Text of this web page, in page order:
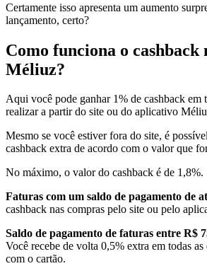
Certamente isso apresenta um aumento
lançamento, certo?
Como funciona o cashback
Méliuz?
Aqui você pode ganhar 1% de cashback em
realizar a partir do site ou do aplicativo
Mesmo se você estiver fora do site, é
cashback extra de acordo com o valor que
No máximo, o valor do cashback é de 1,8%.
Faturas com um saldo de pagamento de
cashback nas compras pelo site ou pelo
Saldo de pagamento de faturas entre R$
Você recebe de volta 0,5% extra em todas as
com o cartão.